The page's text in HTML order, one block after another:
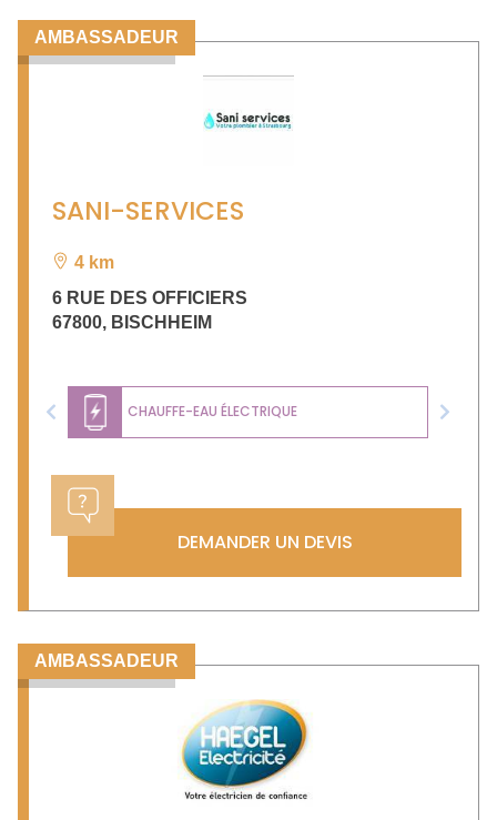
AMBASSADEUR
SANI-SERVICES
4 km
6 RUE DES OFFICIERS
67800, BISCHHEIM
CHAUFFE-EAU ÉLECTRIQUE
Previous Next
DEMANDER UN DEVIS
AMBASSADEUR